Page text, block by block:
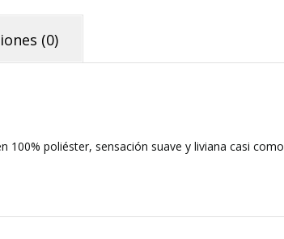
(0)
poliéster, sensación suave y liviana casi como